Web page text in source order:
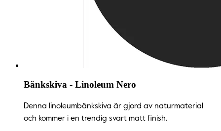
Bänkskiva - Linoleum Nero
Denna linoleumbänkskiva är gjord av naturmaterial
och kommer i en trendig svart matt finish.